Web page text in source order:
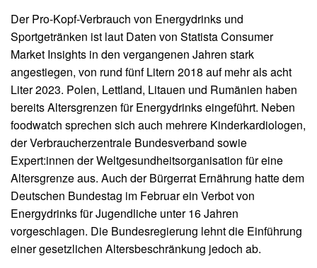
Der Pro-Kopf-Verbrauch von Energydrinks und
Sportgetränken ist laut Daten von Statista Consumer
Market Insights in den vergangenen Jahren stark
angestiegen, von rund fünf Litern 2018 auf mehr als acht
Liter 2023. Polen, Lettland, Litauen und Rumänien haben
bereits Altersgrenzen für Energydrinks eingeführt. Neben
foodwatch sprechen sich auch mehrere Kinderkardiologen,
der Verbraucherzentrale Bundesverband sowie
Expert:innen der Weltgesundheitsorganisation für eine
Altersgrenze aus. Auch der Bürgerrat Ernährung hatte dem
Deutschen Bundestag im Februar ein Verbot von
Energydrinks für Jugendliche unter 16 Jahren
vorgeschlagen. Die Bundesregierung lehnt die Einführung
einer gesetzlichen Altersbeschränkung jedoch ab.